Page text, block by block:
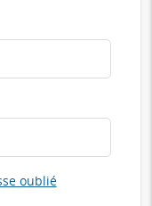
oublié